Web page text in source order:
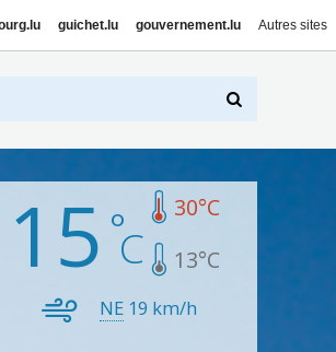
guichet.lu gouvernement.lu Autres sites
15 30°C
13°C
NE 19 km/h